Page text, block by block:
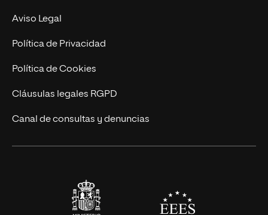
Experto Universitario
Postgrados
Cursos Universitarios
Nuestro Equipo
Trabaja en UNIR
Actualidad
UNIR Revista
Eventos
Aviso Legal
Política de Privacidad
Política de Cookies
Cláusulas legales RGPD
Canal de consultas y denuncias